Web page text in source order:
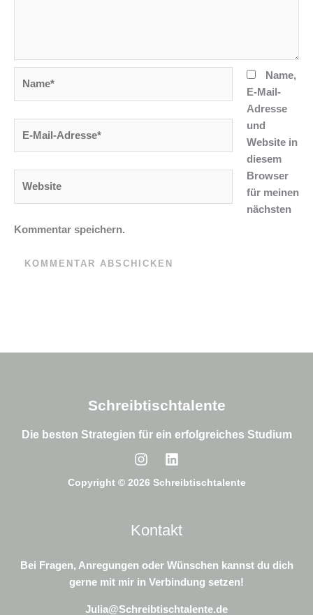
Mail-
Name,
E-Mail-
Adresse
und
Website in
diesem
Browser
für meinen
nächsten
Kommentar speichern.
Schreibtischtalente
Die besten Strategien für ein erfolgreiches Studium
Copyright © 2026 Schreibtischtalente
Kontakt
Bei Fragen, Anregungen oder Wünschen kannst du dich
gerne mit mir in Verbindung setzen!
Julia@Schreibtischtalente.de